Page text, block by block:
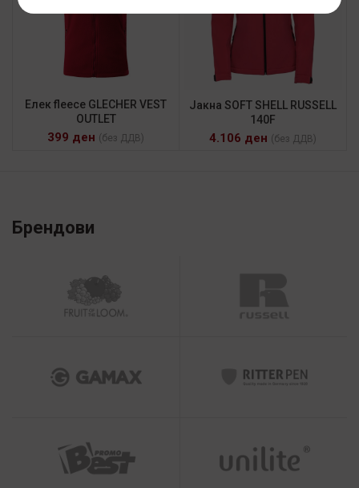
Елек fleece GLECHER VEST
OUTLET
399 ден (без ДДВ)
Јакна SOFT SHELL RUSSELL
140F
4.106 ден (без ДДВ)
Брендови